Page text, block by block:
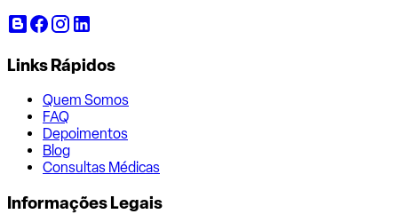
Links Rápidos
Quem Somos
FAQ
Depoimentos
Blog
Consultas Médicas
Informações Legais